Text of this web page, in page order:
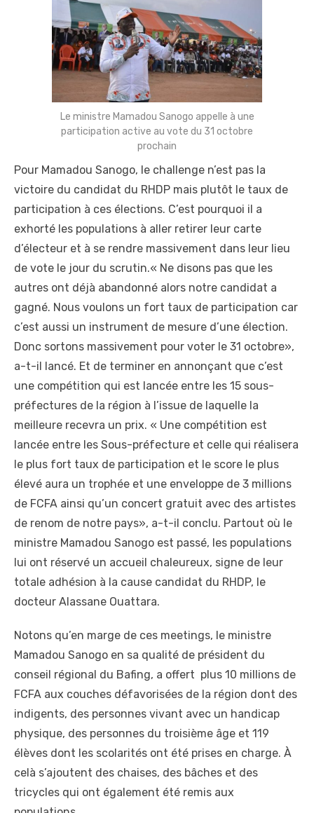
Le ministre Mamadou Sanogo appelle à une
participation active au vote du 31 octobre
prochain
Pour Mamadou Sanogo, le challenge n’est pas la
victoire du candidat du RHDP mais plutôt le taux de
participation à ces élections. C’est pourquoi il a
exhorté les populations à aller retirer leur carte
d’électeur et à se rendre massivement dans leur lieu
de vote le jour du scrutin.« Ne disons pas que les
autres ont déjà abandonné alors notre candidat a
gagné. Nous voulons un fort taux de participation car
c’est aussi un instrument de mesure d’une élection.
Donc sortons massivement pour voter le 31 octobre»,
a-t-il lancé. Et de terminer en annonçant que c’est
une compétition qui est lancée entre les 15 sous-
préfectures de la région à l’issue de laquelle la
meilleure recevra un prix. « Une compétition est
lancée entre les Sous-préfecture et celle qui réalisera
le plus fort taux de participation et le score le plus
élevé aura un trophée et une enveloppe de 3 millions
de FCFA ainsi qu’un concert gratuit avec des artistes
de renom de notre pays», a-t-il conclu. Partout où le
ministre Mamadou Sanogo est passé, les populations
lui ont réservé un accueil chaleureux, signe de leur
totale adhésion à la cause candidat du RHDP, le
docteur Alassane Ouattara.
Notons qu’en marge de ces meetings, le ministre
Mamadou Sanogo en sa qualité de président du
conseil régional du Bafing, a offert plus 10 millions de
FCFA aux couches défavorisées de la région dont des
indigents, des personnes vivant avec un handicap
physique, des personnes du troisième âge et 119
élèves dont les scolarités ont été prises en charge. À
celà s’ajoutent des chaises, des bâches et des
tricycles qui ont également été remis aux